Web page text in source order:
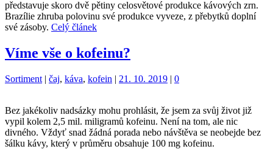
představuje skoro dvě pětiny celosvětové produkce kávových zrn.
Brazílie zhruba polovinu své produkce vyveze, z přebytků doplní
své zásoby. Celý článek
Víme vše o kofeinu?
Kategorie:
Sortiment | Štítky:
čaj, káva, kofein | 21. 10. 2019 | 0
Bez jakékoliv nadsázky mohu prohlásit, že jsem za svůj život již
vypil kolem 2,5 mil. miligramů kofeinu. Není na tom, ale nic
divného. Vždyť snad žádná porada nebo návštěva se neobejde bez
šálku kávy, který v průměru obsahuje 100 mg kofeinu.